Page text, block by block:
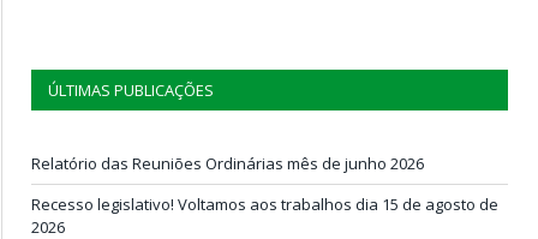
ÚLTIMAS PUBLICAÇÕES
Relatório das Reuniões Ordinárias mês de junho 2026
Recesso legislativo! Voltamos aos trabalhos dia 15 de agosto de
2026